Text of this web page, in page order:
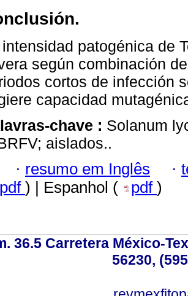
intensidad patogénica de
según combinación
cortos de infección
capacidad
chave : Solanum
aislados..
· resumo em Inglês ·
pdf ) | Espanhol ( pdf )
36.5 Carretera México-
56230,